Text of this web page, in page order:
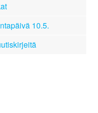
10.5.